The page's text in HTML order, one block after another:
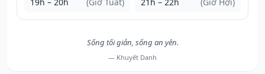
Sống tối giản, sống an yên.
— Khuyết Danh